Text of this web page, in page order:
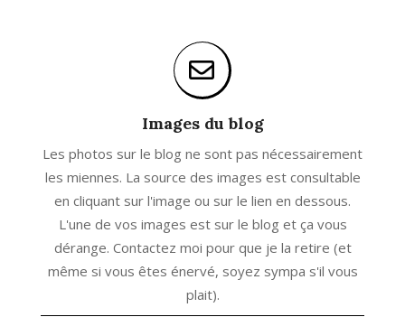
Images du blog
Les photos sur le blog ne sont pas nécessairement
les miennes. La source des images est consultable
en cliquant sur l'image ou sur le lien en dessous.
L'une de vos images est sur le blog et ça vous
dérange. Contactez moi pour que je la retire (et
même si vous êtes énervé, soyez sympa s'il vous
plait).